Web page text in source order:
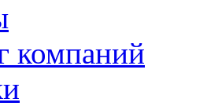
компаний